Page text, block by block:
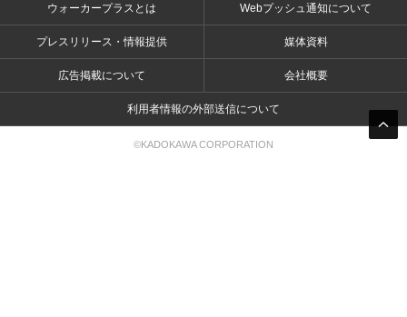
ウォーカープラスとは Webプッシュ通知について
プレスリリース・情報提供 媒体資料
広告掲載について 会社概要
利用者情報の外部送信について
©KADOKAWA CORPORATION